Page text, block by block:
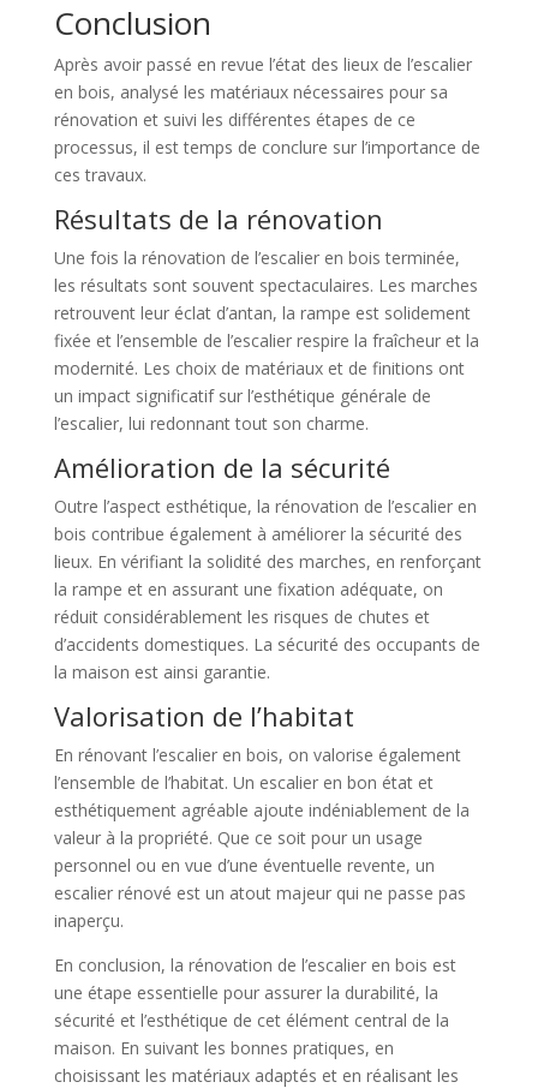
Conclusion
Après avoir passé en revue l’état des lieux de l’escalier
en bois, analysé les matériaux nécessaires pour sa
rénovation et suivi les différentes étapes de ce
processus, il est temps de conclure sur l’importance de
ces travaux.
Résultats de la rénovation
Une fois la rénovation de l’escalier en bois terminée,
les résultats sont souvent spectaculaires. Les marches
retrouvent leur éclat d’antan, la rampe est solidement
fixée et l’ensemble de l’escalier respire la fraîcheur et la
modernité. Les choix de matériaux et de finitions ont
un impact significatif sur l’esthétique générale de
l’escalier, lui redonnant tout son charme.
Amélioration de la sécurité
Outre l’aspect esthétique, la rénovation de l’escalier en
bois contribue également à améliorer la sécurité des
lieux. En vérifiant la solidité des marches, en renforçant
la rampe et en assurant une fixation adéquate, on
réduit considérablement les risques de chutes et
d’accidents domestiques. La sécurité des occupants de
la maison est ainsi garantie.
Valorisation de l’habitat
En rénovant l’escalier en bois, on valorise également
l’ensemble de l’habitat. Un escalier en bon état et
esthétiquement agréable ajoute indéniablement de la
valeur à la propriété. Que ce soit pour un usage
personnel ou en vue d’une éventuelle revente, un
escalier rénové est un atout majeur qui ne passe pas
inaperçu.
En conclusion, la rénovation de l’escalier en bois est
une étape essentielle pour assurer la durabilité, la
sécurité et l’esthétique de cet élément central de la
maison. En suivant les bonnes pratiques, en
choisissant les matériaux adaptés et en réalisant les